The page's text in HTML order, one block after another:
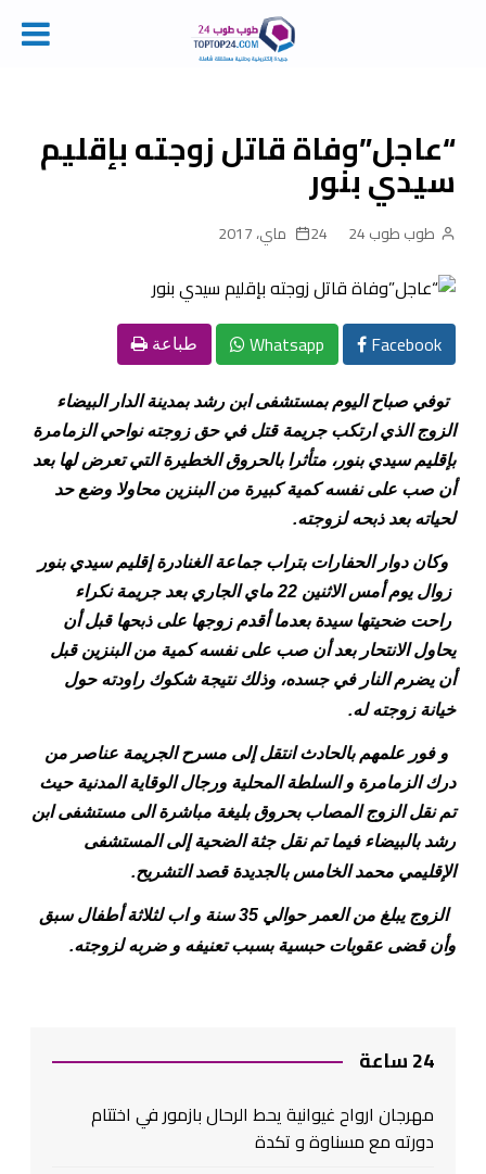
content“عاجل”وفاة قاتل زوجته بإقليم
سيدي بنور
طوب طوب 24 24 ماي، 2017
Facebook
Whatsapp طباعة
توفي صباح اليوم بمستشفى ابن رشد بمدينة الدار البيضاء
الزوج الذي ارتكب جريمة قتل في حق زوجته نواحي الزمامرة
بإقليم سيدي بنور، متأثرا بالحروق الخطيرة التي تعرض لها بعد
أن صب على نفسه كمية كبيرة من البنزين محاولا وضع حد
لحياته بعد ذبحه لزوجته.
وكان دوار الحفارات بتراب جماعة الغنادرة إقليم سيدي بنور
زوال يوم أمس الاثنين 22 ماي الجاري بعد جريمة نكراء
راحت ضحيتها سيدة بعدما أقدم زوجها على ذبحها قبل أن
يحاول الانتحار بعد أن صب على نفسه كمية من البنزين قبل
أن يضرم النار في جسده، وذلك نتيجة شكوك راودته حول
خيانة زوجته له.
و فور علمهم بالحادث انتقل إلى مسرح الجريمة عناصر من
درك الزمامرة و السلطة المحلية ورجال الوقاية المدنية حيث
تم نقل الزوج المصاب بحروق بليغة مباشرة الى مستشفى ابن
رشد بالبيضاء فيما تم نقل جثة الضحية إلى المستشفى
الإقليمي محمد الخامس بالجديدة قصد التشريح.
الزوج يبلغ من العمر حوالي 35 سنة و اب لثلاثة أطفال سبق
وأن قضى عقوبات حبسية بسبب تعنيفه و ضربه لزوجته.
24 ساعة
مهرجان ارواح غيوانية يحط الرحال بازمور في اختتام
دورته مع مسناوة و تكدة